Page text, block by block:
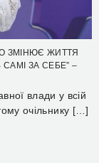
ЗМІНЮЄ ЖИТТЯ
ЗА СЕБЕ” –
влади у всій
очільнику […]